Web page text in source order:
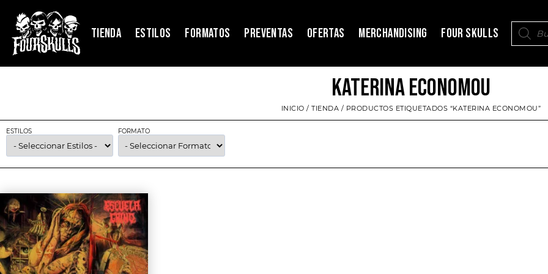
TIENDA ESTILOS FORMATOS PREVENTAS OFERTAS MERCHANDISING FOUR SKULLS
KATERINA ECONOMOU
INICIO /TIENDA / PRODUCTOS ETIQUETADOS “KATERINA ECONOMOU”
ESTILOS FORMATO